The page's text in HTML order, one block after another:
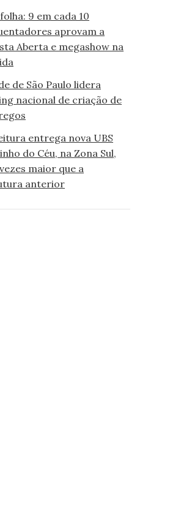
9 em cada 10
aprovam a
Aberta e megashow na
de São Paulo lidera
nacional de criação de
entrega nova UBS
do Céu, na Zona Sul,
maior que a
anterior